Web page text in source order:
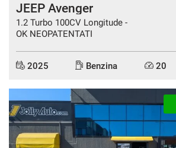
NEWS
AREA COMMERCIANTI
JEEP Avenger
1.2 Turbo 100CV Longitude -
OK NEOPATENTATI
2025 Benzina 20
svolgere
le
attività
descritte.
maggiori
informazioni
sull'utilità
e